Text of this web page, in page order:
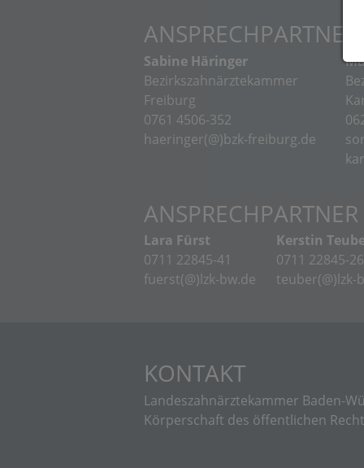
ANSPRECHPARTNER
Sabine Häringer
Bezirkszahnärztekammer
Freiburg
0761 4506-352
haeringer(@)bzk-freiburg.de
Lara Fürst
0711 22845-41
fuerst(@)lzk-bw.de
Kerstin
0711 22845-26
teuber(@)lzk-
KONTAKT
Landeszahnärztekammer Baden-
Körperschaft des öffentlichen